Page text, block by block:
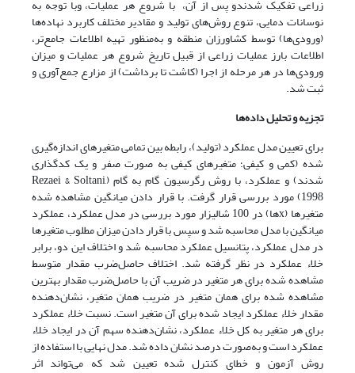
زراعی تفکیک شدندو پس از آن، با شروع هر عملیات، وبا توجه به
نوسانات دمایی، تنوع روش‌های تولید و مقادیر مختلف کاربرد نهاده‌ها
(ورودی‌ها) توسط کشاورزان منطقه و به‌منظور تهیه اطلاعات جامع‌تر،
اطلاعات بارز عملیات زراعی از قبیل تاریخ شروع هر عملیات و میزان
ورودی‌ها در هر مرحله از اجرا (کاشت تا برداشت) از مزارع جمع‌آوری و
ثبت شد.
تجزیه و تحلیل داده‌ها
برای تعیین مدل عملکرد (تولید)، رابطه بین تمامی متغیرهای اندازه‌گیری
شده (کمی و کیفی؛ متغیرهای کیفی به صورت صفر و یک کدگذاری
شدند) و عملکرد، با روش رگرسیون گام به گام (Rezaei & Soltani,
1998) مورد بررسی قرار گرفت. با قرار دادن میانگین مشاهده شده
متغیرها (xها) در 100 شالیزار مورد بررسی در مدل عملکرد، عملکرد
میانگین با مدل محاسبه شد و سپس با قرار دادن میزان مطلوب متغیرها
در مدل عملکرد، پتانسیل عملکرد محاسبه شد و اختلاف این دو، برابر
خلاء عملکرد در نظر گرفته شد. اختلاف حاصل‌ضرب مقدار متوسط
مشاهده شده برای هر متغیر در ضریب آن با حاصل‌ضرب مقدار بهترین
مشاهده شده برای همان متغیر در ضریب همان متغیر، نشان‌دهنده
مقدار خلاء عملکرد ایجاد شده برای آن متغیر است. نسبت خلاء عملکرد
برای هر متغیر به کل خلاء عملکرد، نشان‌‌دهنده سهم آن در ایجاد خلاء
عملکرد است و به‌صورت درصد نشان داده شد. مدل نهایی با استفاده از
روش آزمون و خطای کنترل شده تعیین شد که می‌تواند اثر